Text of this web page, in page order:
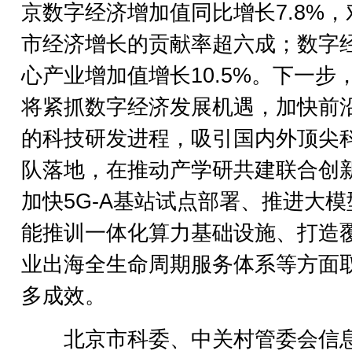
京数字经济增加值同比增长7.8%，
市经济增长的贡献率超六成；数字
心产业增加值增长10.5%。下一步
将紧抓数字经济发展机遇，加快前
的科技研发进程，吸引国内外顶尖
队落地，在推动产学研共建联合创
加快5G-A基站试点部署、推进大模
能推训一体化算力基础设施、打造
业出海全生命周期服务体系等方面
多成效。
北京市科委、中关村管委会信